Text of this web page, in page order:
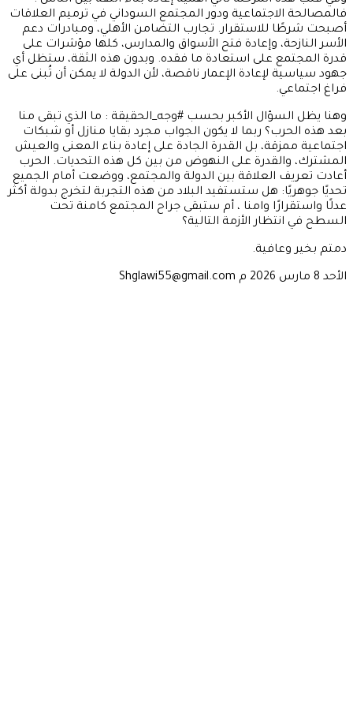
فالمصالحة الاجتماعية ودور المجتمع السوداني في ترميم العلاقات
أصبحت شرطًا للاستقرار. تجارب التضامن الأهلي، ومبادرات دعم
الأسر النازحة، وإعادة فتح الأسواق والمدارس، كلها مؤشرات على
قدرة المجتمع على استعادة ما فقده. وبدون هذه الثقة، ستظل أي
جهود سياسية لإعادة الإعمار ناقصة، لأن الدولة لا يمكن أن تُبنى على
فراغ اجتماعي.
وهنا يظل السؤال الأكبر بحسب #وجه_الحقيقة : ما الذي تبقى منا
بعد هذه الحرب؟ ربما لا يكون الجواب مجرد بقايا منازل أو شبكات
اجتماعية ممزقة، بل القدرة الجادة على إعادة بناء المعنى والعيش
المشترك، والقدرة على النهوض من بين كل هذه التحديات. الحرب
أعادت تعريف العلاقة بين الدولة والمجتمع، ووضعت أمام الجميع
تحديًا جوهريًا: هل ستستفيد البلاد من هذه التجربة لتخرج بدولة أكثر
عدلًا واستقرارًا وامنا ، أم ستبقى جراح المجتمع كامنة تحت
السطح في انتظار الأزمة التالية؟
دمتم بخير وعافية.
الأحد 8 مارس 2026 م Shglawi55@gmail.com